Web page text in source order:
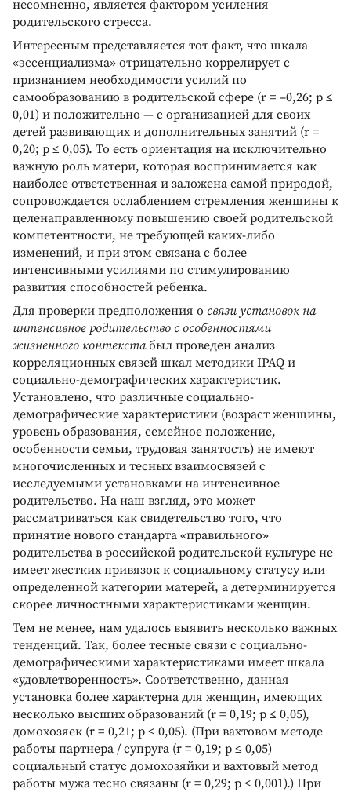
несомненно, является фактором усиления
родительского стресса.
Интересным представляется тот факт, что шкала
«эссенциализма» отрицательно коррелирует с
признанием необходимости усилий по
самообразованию в родительской сфере (r = –0,26; p ≤
0,01) и положительно — с организацией для своих
детей развивающих и дополнительных занятий (r =
0,20; p ≤ 0,05). То есть ориентация на исключительно
важную роль матери, которая воспринимается как
наиболее ответственная и заложена самой природой,
сопровождается ослаблением стремления женщины к
целенаправленному повышению своей родительской
компетентности, не требующей каких-либо
изменений, и при этом связана с более
интенсивными усилиями по стимулированию
развития способностей ребенка.
Для проверки предположения о связи установок на
интенсивное родительство с особенностями
жизненного контекстабыл проведен анализ
корреляционных связей шкал методики IPAQ и
социально-демографических характеристик.
Установлено, что различные социально-
демографические характеристики (возраст женщины,
уровень образования, семейное положение,
особенности семьи, трудовая занятость) не имеют
многочисленных и тесных взаимосвязей с
исследуемыми установками на интенсивное
родительство. На наш взгляд, это может
рассматриваться как свидетельство того, что
принятие нового стандарта «правильного»
родительства в российской родительской культуре не
имеет жестких привязок к социальному статусу или
определенной категории матерей, а детерминируется
скорее личностными характеристиками женщин.
Тем не менее, нам удалось выявить несколько важных
тенденций. Так, более тесные связи с социально-
демографическими характеристиками имеет шкала
«удовлетворенность». Соответственно, данная
установка более характерна для женщин, имеющих
несколько высших образований (r = 0,19; p ≤ 0,05),
домохозяек (r = 0,21; p ≤ 0,05). (При вахтовом методе
работы партнера / супруга (r = 0,19; p ≤ 0,05)
социальный статус домохозяйки и вахтовый метод
работы мужа тесно связаны (r = 0,29; p ≤ 0,001).) При